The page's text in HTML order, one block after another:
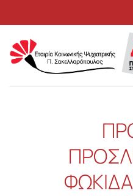
στο
περιεχόμενο